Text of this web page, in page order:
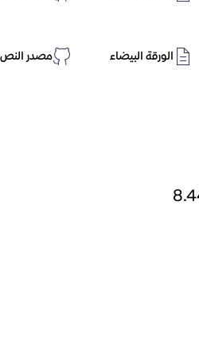
الورقة البيضاء مصدر النص